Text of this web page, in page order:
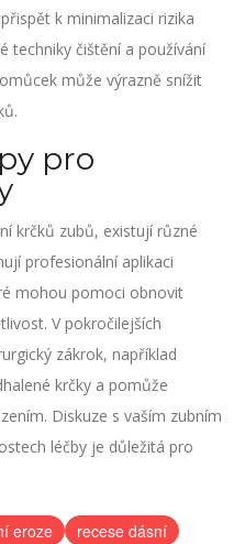
k minimalizaci rizika
techniky čištění a používání
může výrazně snížit
pro
krčků zubů, existují různé
profesionální aplikaci
mohou pomoci obnovit
V pokročilejších
zákrok, například
krčky a pomůže
Diskuze s vaším zubním
léčby je důležitá pro
eroze
recese dásní